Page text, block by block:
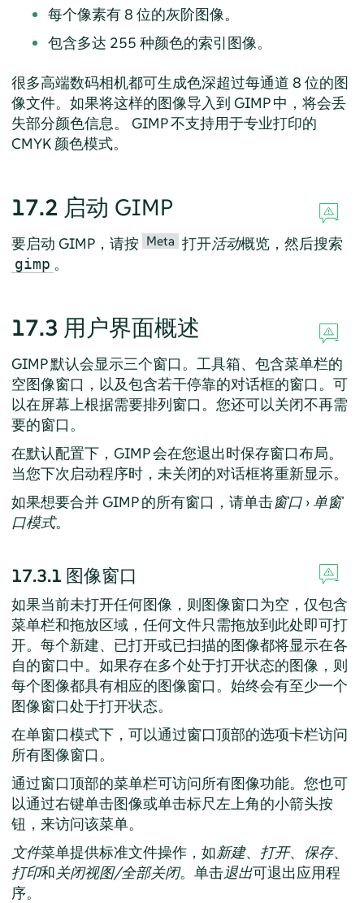
每个像素有 8 位的灰阶图像。
包含多达 255 种颜色的索引图像。
很多高端数码相机都可生成色深超过每通道 8 位的图
像文件。如果将这样的图像导入到 GIMP中，将会丢
失部分颜色信息。 GIMP不支持用于专业打印的
CMYK 颜色模式。
17.2 启动 GIMP
要启动 GIMP，请按 Meta 打开活动概览，然后搜索
gimp 。
17.3 用户界面概述
GIMP默认会显示三个窗口。工具箱、包含菜单栏的
空图像窗口，以及包含若干停靠的对话框的窗口。可
以在屏幕上根据需要排列窗口。您还可以关闭不再需
要的窗口。
在默认配置下， GIMP会在您退出时保存窗口布局。
当您下次启动程序时，未关闭的对话框将重新显示。
如果想要合并GIMP的所有窗口，请单击窗口› 单窗
口模式。
17.3.1 图像窗口
如果当前未打开任何图像，则图像窗口为空，仅包含
菜单栏和拖放区域，任何文件只需拖放到此处即可打
开。每个新建、已打开或已扫描的图像都将显示在各
自的窗口中。如果存在多个处于打开状态的图像，则
每个图像都具有相应的图像窗口。始终会有至少一个
图像窗口处于打开状态。
在单窗口模式下，可以通过窗口顶部的选项卡栏访问
所有图像窗口。
通过窗口顶部的菜单栏可访问所有图像功能。您也可
以通过右键单击图像或单击标尺左上角的小箭头按
钮，来访问该菜单。
文件菜单提供标准文件操作，如新建、 打开、 保存、
打印和关闭视图/全部关闭。单击退出可退出应用程
序。